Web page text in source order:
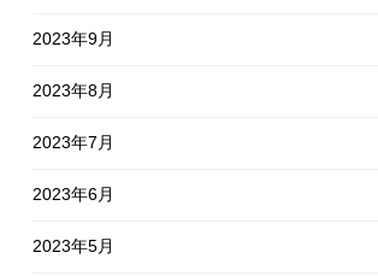
2023年9月
2023年8月
2023年7月
2023年6月
2023年5月